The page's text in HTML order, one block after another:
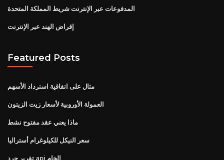
المدفوعات عبر الإنترنت شريط المملكة المتحدة
إقراض الهند عبر الإنترنت
Featured Posts
مثال على اتفاقية استرداد الأسهم
العمولة الأوروبية لأسعار زيت الزيتون
ماذا يعني عقد مفتوح نشط
سعر النيكل للكيلوغرام أستراليا
تقرير جرد api الخام